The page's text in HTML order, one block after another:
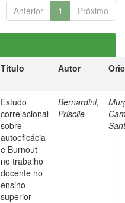
Anterior 1 Próximo
Título Autor
Estudo
correlacional
sobre
autoeficácia
e Burnout
no trabalho
docente no
ensino
superior
Bernardini,
Priscile